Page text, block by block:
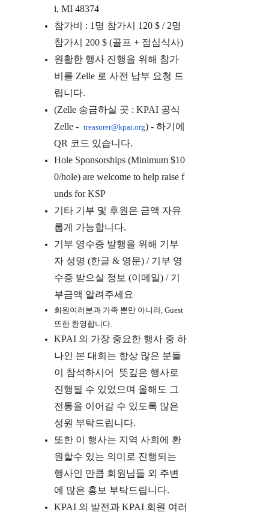
i, MI 48374
참가비 : 1명 참가시 120 $ / 2명
참가시 200 $ (골프 + 점심식사)
원활한 행사 진행을 위해 참가
비를 Zelle 로 사전 납부 요청 드
립니다.
(Zelle 송금하실 곳 : KPAI 공식
Zelle - treasurer@kpai.org) - 하기에
QR 코드 있습니다.
Hole Sponsorships (Minimum $10
0/hole) are welcome to help raise f
unds for KSP
기타 기부 및 후원은 금액 자유
롭게 가능합니다.
기부 영수증 발행을 위해 기부
자 성명 (한글 & 영문) / 기부 영
수증 받으실 정보 (이메일) / 기
부금액 알려주세요
회원여러분과 가족 뿐만 아니라, Guest
또한 환영합니다.
KPAI 의 가장 중요한 행사 중 하
나인 본 대회는 항상 많은 분들
이 참석하시어 뜻깊은 행사로
진행될 수 있었으며 올해도 그
전통을 이어갈 수 있도록 많은
성원 부탁드립니다.
또한 이 행사는 지역 사회에 환
원할수 있는 의미로 진행되는
행사인 만큼 회원님들 외 주변
에 많은 홍보 부탁드립니다.
KPAI 의 발전과 KPAI 회원 여러